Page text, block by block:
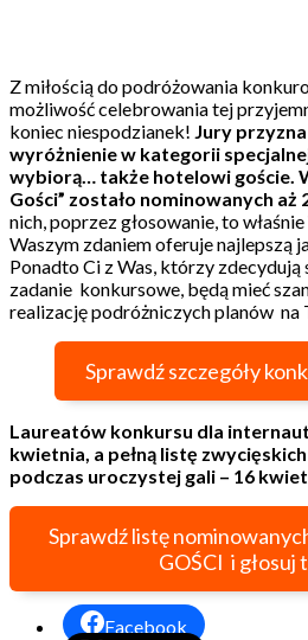
Z miłością do podróżowania
możliwość celebrowania tej
koniec niespodzianek! Jury
wyróżnienie w kategorii
wybiorą… także hotelowi goście.
Gości” zostało nominowanych aż
nich, poprzez głosowanie, to
Waszym zdaniem oferuje najlepszą
Ponadto Ci z Was, którzy zdecydują
zadanie konkursowe, będą mieć
realizację podróżniczych planów na
Sprawdź szczegóły
Laureatów konkursu dla
kwietnia, a pełną listę
podczas uroczystej gali – 16
Sprawdź listę
GOŚCI i głosuj
Facebook